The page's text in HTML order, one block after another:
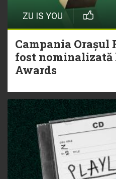
ZU IS YOU
Campania Orașul
fost nominalizată
Awards